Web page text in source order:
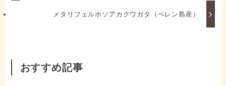
メタリフェルホソアカクワガタ（ペレン島産）
おすすめ記事